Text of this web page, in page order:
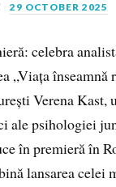
29 OCTOBER 2025
celebra
„Viața înseamnă
Verena Kast,
ale psihologiei
în premieră în
lansarea celei